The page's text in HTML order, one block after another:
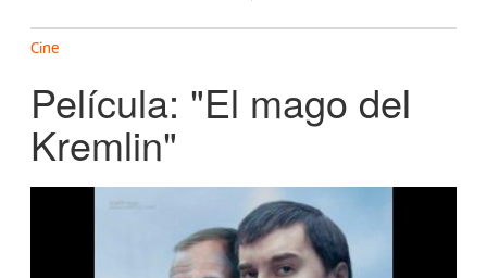
Cine
Película: "El mago del
Kremlin"